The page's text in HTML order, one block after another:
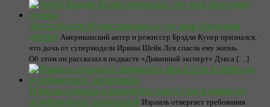
Актер Брэдли Купер признался, что жив благодаря
дочери Американский актер и режиссер Брэдли Купер признался,
что дочь от супермодели Ирины Шейк Лея спасла ему жизнь.
Об этом он рассказал в подкасте «Диванный эксперт» Дэкса […]
Израиль отказался прекратить бои в Газе в обмен на
освобождение заложников Израиль отвергает требования